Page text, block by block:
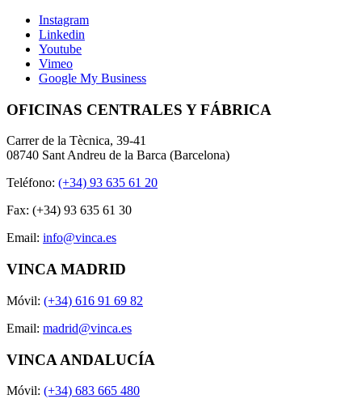
Instagram
Linkedin
Youtube
Vimeo
Google My Business
OFICINAS CENTRALES Y FÁBRICA
Carrer de la Tècnica, 39-41
08740 Sant Andreu de la Barca (Barcelona)
Teléfono: (+34) 93 635 61 20
Fax: (+34) 93 635 61 30
Email: info@vinca.es
VINCA MADRID
Móvil: (+34) 616 91 69 82
Email: madrid@vinca.es
VINCA ANDALUCÍA
Móvil: (+34) 683 665 480